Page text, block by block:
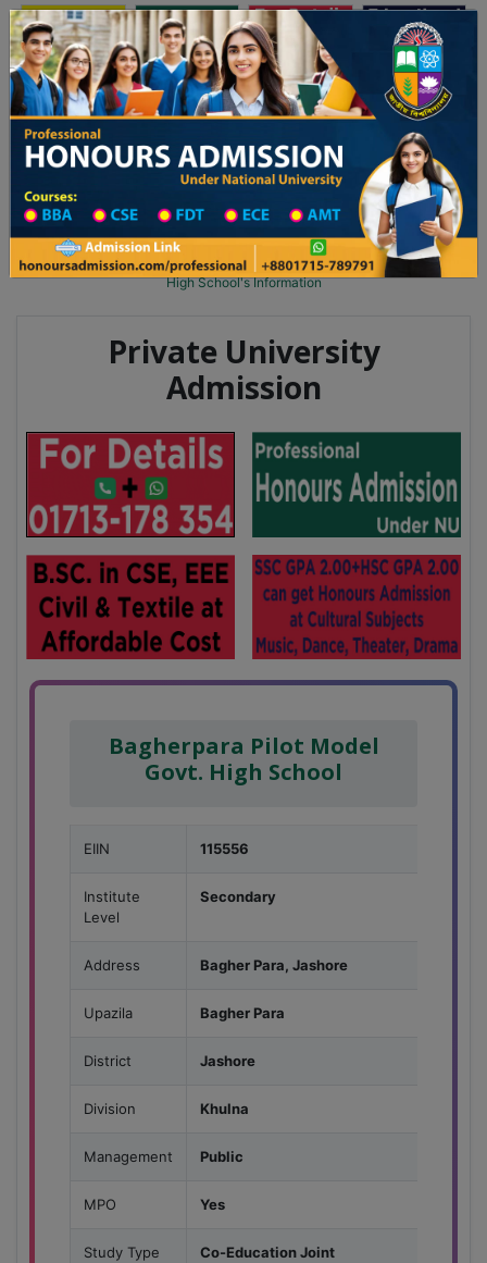
Toggle navigation অনার্স ভর্তি প্রফেশনাল অনার্স
Updates
২৬ শিক্ষাবর্ষের ১ম বর্ষের ভর্তি আবেদন বিজ্ঞপ্তি ঢাকা বিশ্ববিদ্যালয় ২০২৫-২৬ শিক্ষাবর্ষে
School Category
High School in Jashore Wise
High School List
High School's Information
Private University
Admission
Bagherpara Pilot Model
Govt. High School
EIIN 115556
Institute
Level
Secondary
Address Bagher Para, Jashore
Upazila Bagher Para
District Jashore
Division Khulna
Management Public
MPO Yes
Study Type Co-Education Joint